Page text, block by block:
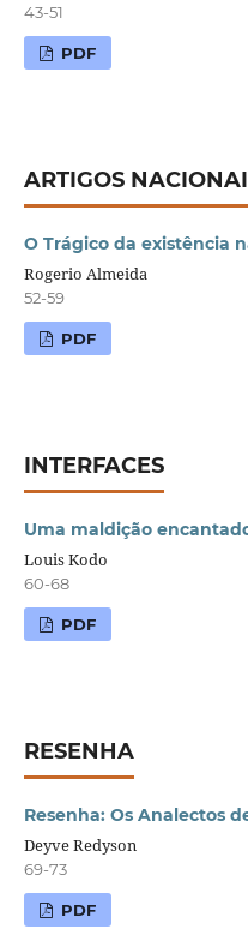
43-51
PDF
ARTIGOS
O Trágico da existência
Rogerio Almeida
52-59
PDF
INTERFACES
Uma maldição
Louis Kodo
60-68
PDF
RESENHA
Resenha: Os Analectos
Deyve Redyson
69-73
PDF